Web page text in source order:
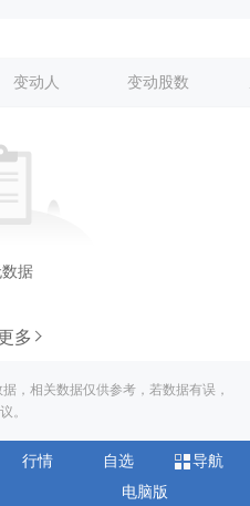
变动人 变动股数
据
多
，相关数据仅供参考，若数据有误，
。
行情 自选
导航
电脑版